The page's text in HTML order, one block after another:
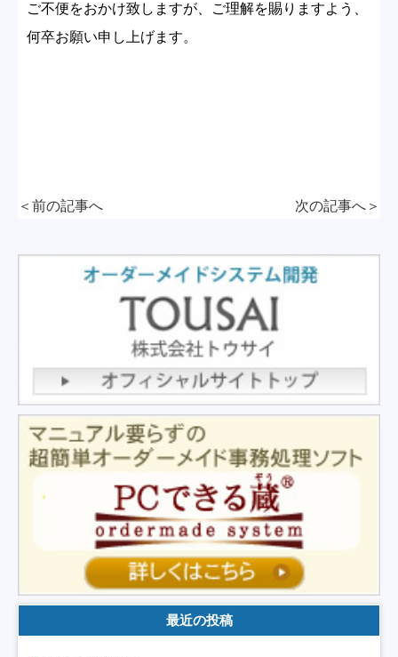
ご不便をおかけ致しますが、ご理解を賜りますよう、
何卒お願い申し上げます。
＜前の記事へ 次の記事へ ＞
最近の投稿